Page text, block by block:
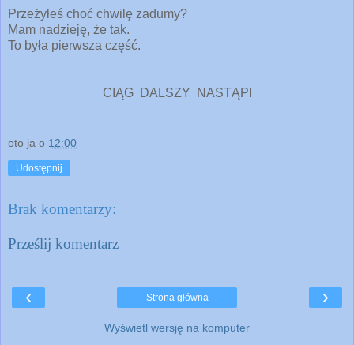
Przeżyłeś choć chwilę zadumy?
Mam nadzieję, że tak.
To była pierwsza część.
CIĄG DALSZY NASTĄPI
oto ja o 12:00
Udostępnij
Brak komentarzy:
Prześlij komentarz
‹ ›
Strona główna
Wyświetl wersję na komputer